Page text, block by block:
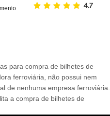
para compra de bilhetes de
ferroviária, não possui nem
de nenhuma empresa ferroviária.
a compra de bilhetes de